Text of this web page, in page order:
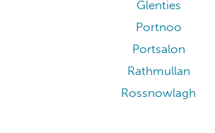
Glenties
Portnoo
Portsalon
Rathmullan
Rossnowlagh